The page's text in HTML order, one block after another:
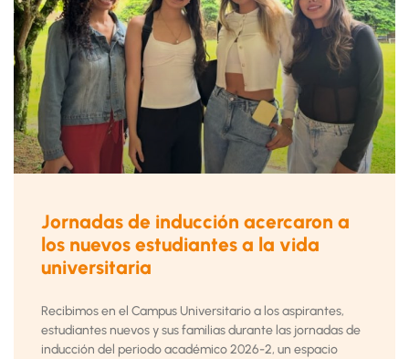
Jornadas de inducción acercaron a
los nuevos estudiantes a la vida
universitaria
Recibimos en el Campus Universitario a los aspirantes,
estudiantes nuevos y sus familias durante las jornadas de
inducción del periodo académico 2026-2, un espacio